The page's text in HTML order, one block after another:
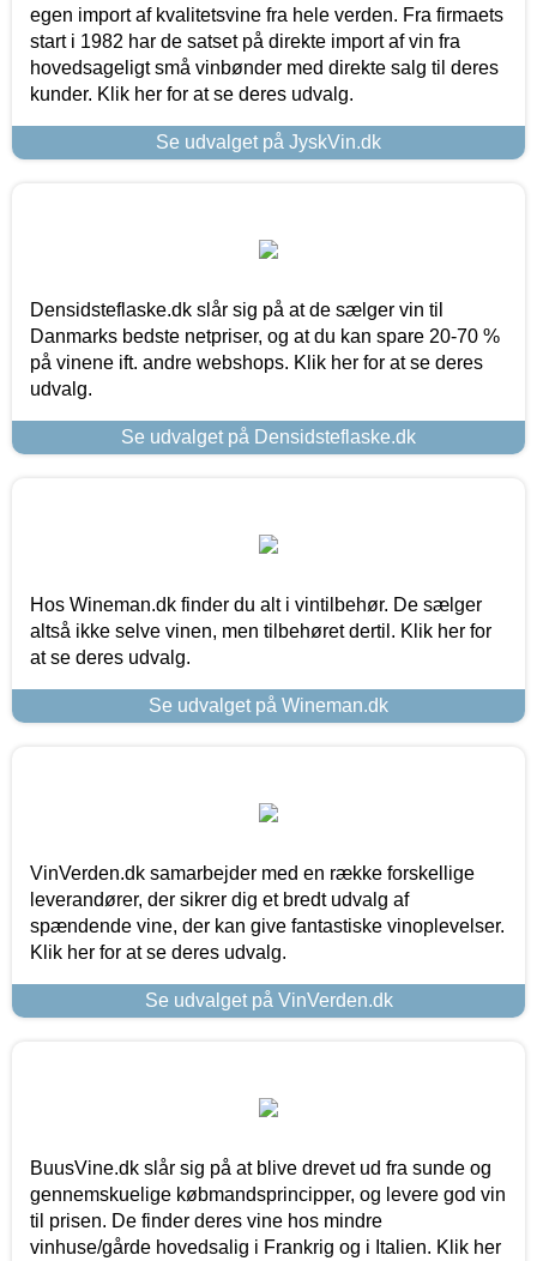
egen import af kvalitetsvine fra hele verden. Fra firmaets
start i 1982 har de satset på direkte import af vin fra
hovedsageligt små vinbønder med direkte salg til deres
kunder. Klik her for at se deres udvalg.
Se udvalget på JyskVin.dk
Densidsteflaske.dk slår sig på at de sælger vin til
Danmarks bedste netpriser, og at du kan spare 20-70 %
på vinene ift. andre webshops. Klik her for at se deres
udvalg.
Se udvalget på Densidsteflaske.dk
Hos Wineman.dk finder du alt i vintilbehør. De sælger
altså ikke selve vinen, men tilbehøret dertil. Klik her for
at se deres udvalg.
Se udvalget på Wineman.dk
VinVerden.dk samarbejder med en række forskellige
leverandører, der sikrer dig et bredt udvalg af
spændende vine, der kan give fantastiske vinoplevelser.
Klik her for at se deres udvalg.
Se udvalget på VinVerden.dk
BuusVine.dk slår sig på at blive drevet ud fra sunde og
gennemskuelige købmandsprincipper, og levere god vin
til prisen. De finder deres vine hos mindre
vinhuse/gårde hovedsalig i Frankrig og i Italien. Klik her